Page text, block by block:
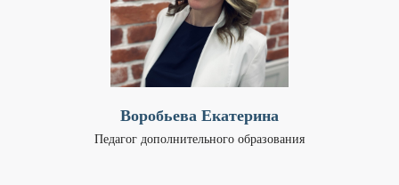
Воробьева Екатерина
Педагог дополнительного образования